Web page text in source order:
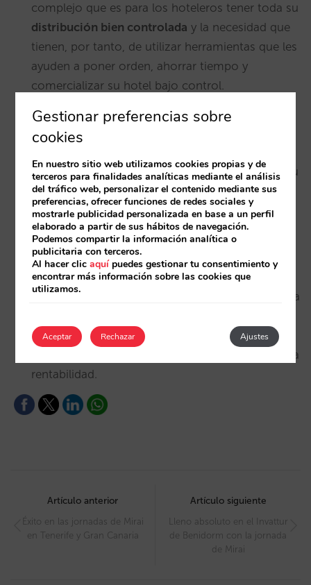
complejo que es para los hoteleros tener toda su
distribución bien controlada y la necesidad que
tienen, por tanto, de utilizar herramientas que les
ayuden a poner orden, ahorrar tiempo y
comercializar su hotel bajo control.
Paula Servera y Mireia Faugier, Contracting
sobre su venta B2B y B2C, las posibilidades de su
plataforma y explicarondónde acaban los
precios de los hoteles.
Cerró la jornada Pablo Delgado, CEO de Mirai
que enfocó su presentación desde un punto de
vista estratégico, tratando sobre los criterios para
realmente valor a la distribución de los hoteles
siempre con el objetivo puesto en la mejora de la
rentabilidad.
navigation
Artículo anterior
Éxito en las jornadas de Mirai
en Tenerife y Gran Canaria
Artículo siguiente
Lleno absoluto en el Invattur
de Benidorm con la jornada
de Mirai
Gestionar preferencias sobre
cookies
En nuestro sitio web utilizamos cookies propias y de
terceros para finalidades analíticas mediante el análisis
del tráfico web, personalizar el contenido mediante sus
preferencias, ofrecer funciones de redes sociales y
mostrarle publicidad personalizada en base a un perfil
elaborado a partir de sus hábitos de navegación.
Podemos compartir la información analítica o
publicitaria con terceros.
Al hacer clicaquípuedes gestionar tu consentimiento y
encontrar más información sobre las cookies que
utilizamos.
Aceptar Ajustes
Rechazar